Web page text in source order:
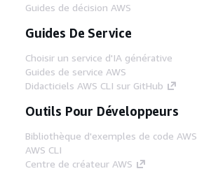
Guides de décision AWS
Guides De Service
Choisir un service d'IA générative
Guides de service AWS
Didacticiels AWS CLI sur GitHub
Outils Pour Développeurs
Bibliothèque d'exemples de code AWS
AWS CLI
Centre de créateur AWS